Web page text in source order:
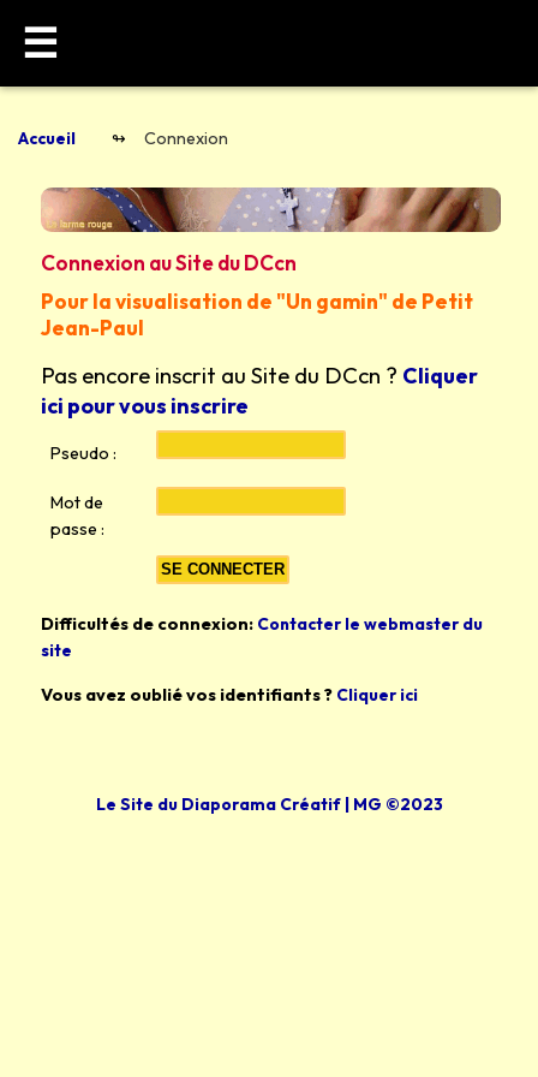
Accueil Connexion
☰
Connexion au Site du DCcn
Pour la visualisation de "Un gamin" de Petit
Jean-Paul
Pas encore inscrit au Site du DCcn ? Cliquer
ici pour vous inscrire
Pseudo :
Mot de
passe :
Difficultés de connexion: Contacter le webmaster du
site
Vous avez oublié vos identifiants ? Cliquer ici
Le Site du Diaporama Créatif | MG ©2023